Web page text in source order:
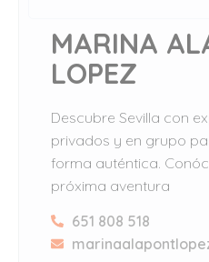
MARINA
LOPEZ
Descubre Sevilla con
privados y en grupo
forma auténtica.
próxima aventura
651 808 518